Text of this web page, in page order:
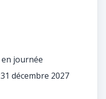
journée
31 décembre 2027